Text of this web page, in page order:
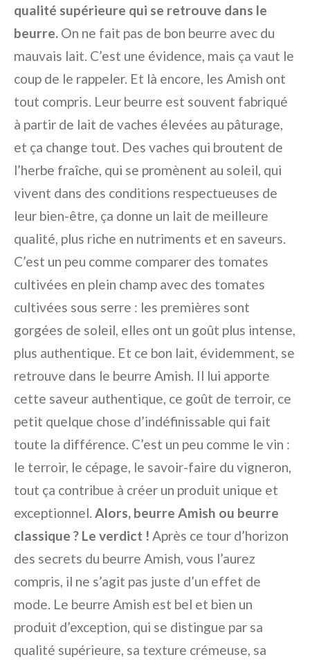
qualité supérieure qui se retrouve dans le
beurre. On ne fait pas de bon beurre avec du
mauvais lait. C’est une évidence, mais ça vaut le
coup de le rappeler. Et là encore, les Amish ont
tout compris. Leur beurre est souvent fabriqué
à partir de lait de vaches élevées au pâturage,
et ça change tout. Des vaches qui broutent de
l’herbe fraîche, qui se promènent au soleil, qui
vivent dans des conditions respectueuses de
leur bien-être, ça donne un lait de meilleure
qualité, plus riche en nutriments et en saveurs.
C’est un peu comme comparer des tomates
cultivées en plein champ avec des tomates
cultivées sous serre : les premières sont
gorgées de soleil, elles ont un goût plus intense,
plus authentique. Et ce bon lait, évidemment, se
retrouve dans le beurre Amish. Il lui apporte
cette saveur authentique, ce goût de terroir, ce
petit quelque chose d’indéfinissable qui fait
toute la différence. C’est un peu comme le vin :
le terroir, le cépage, le savoir-faire du vigneron,
tout ça contribue à créer un produit unique et
exceptionnel. Alors, beurre Amish ou beurre
classique ? Le verdict ! Après ce tour d’horizon
des secrets du beurre Amish, vous l’aurez
compris, il ne s’agit pas juste d’un effet de
mode. Le beurre Amish est bel et bien un
produit d’exception, qui se distingue par sa
qualité supérieure, sa texture crémeuse, sa